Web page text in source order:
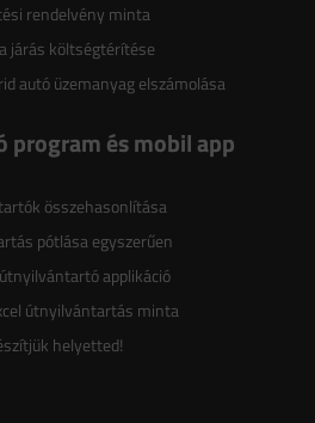
rendelvény minta
járás költségtérítése
autó üzemanyag elszámolása
és mobil app
összehasonlítása
pótlása egyszerűen
applikáció
útnyilvántartás minta
helyetted!